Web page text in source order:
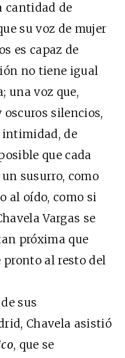
cantidad de
su voz de mujer
es capaz de
no tiene igual
una voz que,
oscuros silencios,
intimidad, de
que cada
susurro, como
al oído, como si
Vargas se
próxima que
pronto al resto del
sus
Chavela asistió
, que se